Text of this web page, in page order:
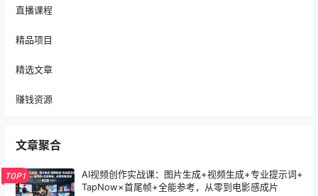
直播课程
精品项目
精选文章
赚钱资源
文章聚合
TOP1
AI视频创作实战课：图片生成+视频生成+专业提示词+
TapNow×首尾帧+全能参考，从零到电影感成片